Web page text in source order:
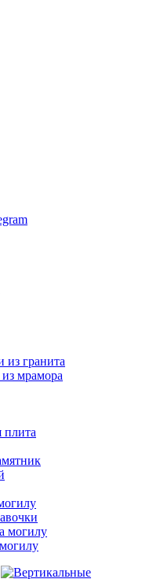
из гранита
мрамора
плита
могилу